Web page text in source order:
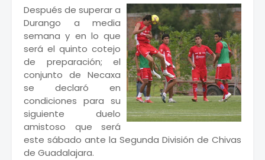
Después de superar a
Durango a media
semana y en lo que
será el quinto cotejo
de preparación; el
conjunto de Necaxa
se declaró en
condiciones para su
siguiente duelo
amistoso que será
este sábado ante la Segunda División de Chivas
de Guadalajara.